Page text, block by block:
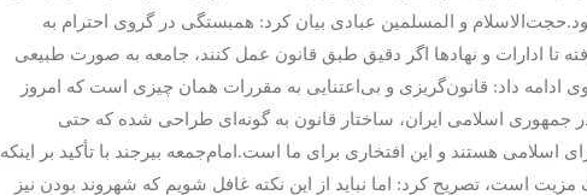
و المسلمین عبادی بیان کرد: همبستگی در گروی احترام به
ادارات و نهادها اگر دقیق طبق قانون عمل کنند، جامعه به صورت طبیعی
داد: قانون‌گریزی و بی‌اعتنایی به مقررات همان چیزی است که امروز
جمهوری اسلامی ایران، ساختار قانون به گونه‌ای طراحی شده که حتی
هستند و این افتخاری برای ما است.امام‌جمعه بیرجند با تأکید بر اینکه
است، تصریح کرد: اما نباید از این نکته غافل شویم که شهروند بودن نیز